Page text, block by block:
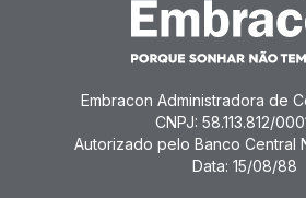
Embracon Administradora de
CNPJ: 58.113.812/
Autorizado pelo Banco Central
Data: 15/08/88